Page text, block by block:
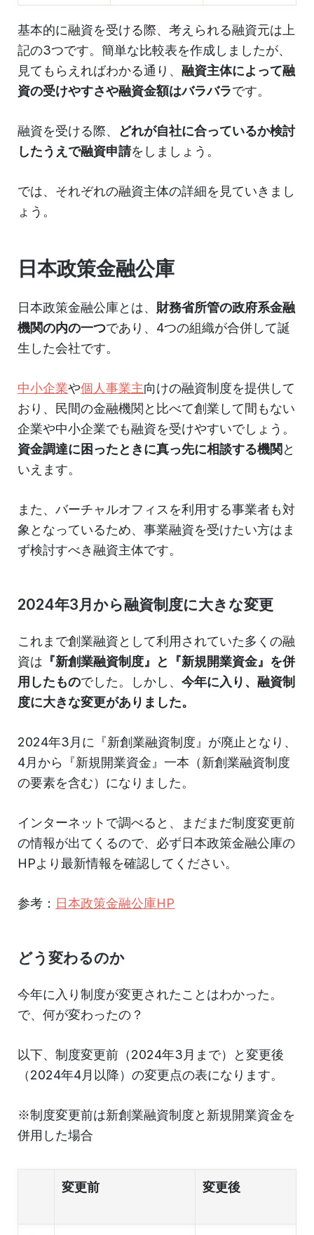
基本的に融資を受ける際、考えられる融資元は上
記の3つです。簡単な比較表を作成しましたが、
見てもらえればわかる通り、 融資主体によって融
資の受けやすさや融資金額はバラバラです。
融資を受ける際、 どれが自社に合っているか検討
したうえで融資申請をしましょう。
では、それぞれの融資主体の詳細を見ていきまし
ょう。
日本政策金融公庫
日本政策金融公庫とは、 財務省所管の政府系金融
機関の内の一つであり、4つの組織が合併して誕
生した会社です。
中小企業や個人事業主向けの融資制度を提供して
おり、民間の金融機関と比べて創業して間もない
企業や中小企業でも融資を受けやすいでしょう。
資金調達に困ったときに真っ先に相談する機関 と
いえます。
また、バーチャルオフィスを利用する事業者も対
象となっているため、事業融資を受けたい方はま
ず検討すべき融資主体です。
2024年3月から融資制度に大きな変更
これまで創業融資として利用されていた多くの融
資は 『新創業融資制度』と『新規開業資金』を併
用したものでした。しかし、 今年に入り、融資制
度に大きな変更がありました。
2024年3月に『新創業融資制度』が廃止となり、
4月から『新規開業資金』一本（新創業融資制度
の要素を含む）になりました。
インターネットで調べると、まだまだ制度変更前
の情報が出てくるので、必ず日本政策金融公庫の
HPより最新情報を確認してください。
参考： 日本政策金融公庫HP
どう変わるのか
今年に入り制度が変更されたことはわかった。
で、何が変わったの？
以下、制度変更前（2024年3月まで）と変更後
（2024年4月以降）の変更点の表になります。
※制度変更前は新創業融資制度と新規開業資金を
併用した場合
変更前 変更後